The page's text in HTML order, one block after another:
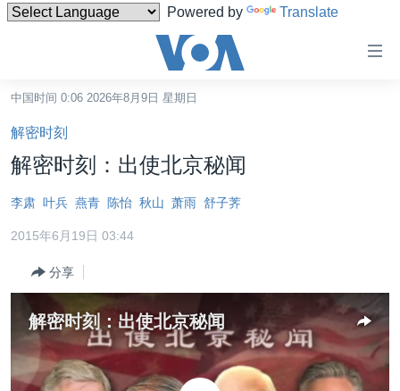
Powered by Translate
碍
链
接
跳
转
内
导
中国
台湾
港澳
国际
最新国际新闻
印太
中东
分类新闻
经济·金融·贸易
人权·法律·宗教
美中关系
热点专题
中国时间 0:06 2026年8月9日 星期日
解密时刻
解密时刻：出使北京秘闻
李肃 叶兵 燕青 陈怡 秋山 萧雨 舒子荠
2015年6月19日 03:44
分享
解密时刻：出使北京秘闻